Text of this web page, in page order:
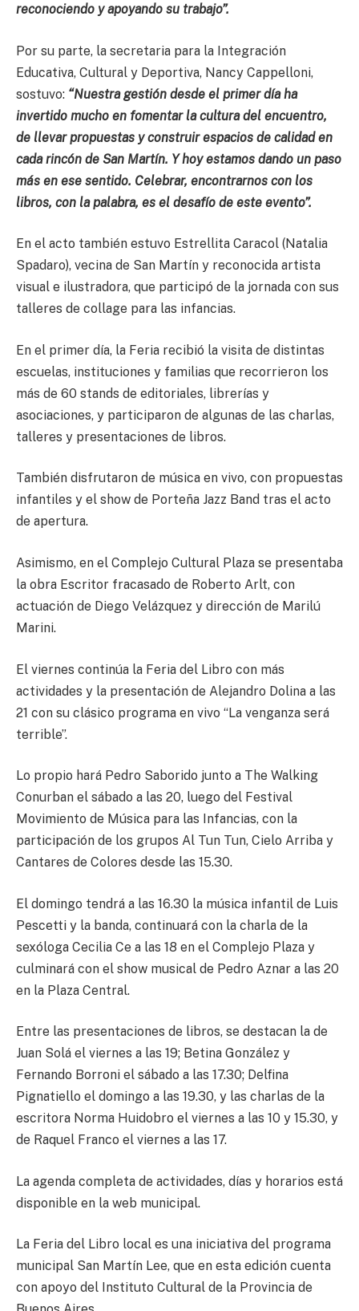
reconociendo y apoyando su trabajo”.
Por su parte, la secretaria para la Integración
Educativa, Cultural y Deportiva, Nancy Cappelloni,
sostuvo: “Nuestra gestión desde el primer día ha
invertido mucho en fomentar la cultura del encuentro,
de llevar propuestas y construir espacios de calidad en
cada rincón de San Martín. Y hoy estamos dando un paso
más en ese sentido. Celebrar, encontrarnos con los
libros, con la palabra, es el desafío de este evento”.
En el acto también estuvo Estrellita Caracol (Natalia
Spadaro), vecina de San Martín y reconocida artista
visual e ilustradora, que participó de la jornada con sus
talleres de collage para las infancias.
En el primer día, la Feria recibió la visita de distintas
escuelas, instituciones y familias que recorrieron los
más de 60 stands de editoriales, librerías y
asociaciones, y participaron de algunas de las charlas,
talleres y presentaciones de libros.
También disfrutaron de música en vivo, con propuestas
infantiles y el show de Porteña Jazz Band tras el acto
de apertura.
Asimismo, en el Complejo Cultural Plaza se presentaba
la obra Escritor fracasado de Roberto Arlt, con
actuación de Diego Velázquez y dirección de Marilú
Marini.
El viernes continúa la Feria del Libro con más
actividades y la presentación de Alejandro Dolina a las
21 con su clásico programa en vivo “La venganza será
terrible”.
Lo propio hará Pedro Saborido junto a The Walking
Conurban el sábado a las 20, luego del Festival
Movimiento de Música para las Infancias, con la
participación de los grupos Al Tun Tun, Cielo Arriba y
Cantares de Colores desde las 15.30.
El domingo tendrá a las 16.30 la música infantil de Luis
Pescetti y la banda, continuará con la charla de la
sexóloga Cecilia Ce a las 18 en el Complejo Plaza y
culminará con el show musical de Pedro Aznar a las 20
en la Plaza Central.
Entre las presentaciones de libros, se destacan la de
Juan Solá el viernes a las 19; Betina González y
Fernando Borroni el sábado a las 17.30; Delfina
Pignatiello el domingo a las 19.30, y las charlas de la
escritora Norma Huidobro el viernes a las 10 y 15.30, y
de Raquel Franco el viernes a las 17.
La agenda completa de actividades, días y horarios está
disponible en la web municipal.
La Feria del Libro local es una iniciativa del programa
municipal San Martín Lee, que en esta edición cuenta
con apoyo del Instituto Cultural de la Provincia de